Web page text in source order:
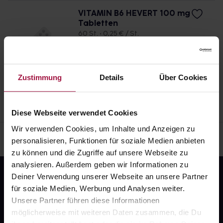
Zustimmung Details Über Cookies
Diese Webseite verwendet Cookies
Wir verwenden Cookies, um Inhalte und Anzeigen zu
personalisieren, Funktionen für soziale Medien anbieten
zu können und die Zugriffe auf unsere Webseite zu
analysieren. Außerdem geben wir Informationen zu
Deiner Verwendung unserer Webseite an unsere Partner
für soziale Medien, Werbung und Analysen weiter.
Unsere Partner führen diese Informationen
möglicherweise mit weiteren Daten zusammen, die Du
Arzneimittel daher nach seinen Anweisungen
VITAMIN B6 HEVERT 100 mg
Tabletten
60 St. • 0,25 € / St.
14,99€